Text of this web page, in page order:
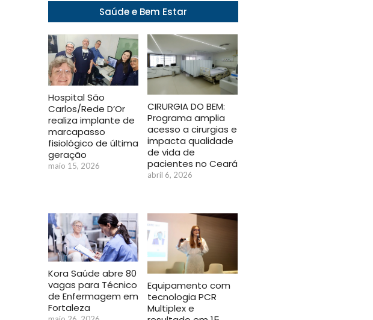
Saúde e Bem Estar
Hospital São
Carlos/Rede D’Or
realiza implante de
marcapasso
fisiológico de última
geração
maio 15, 2026
CIRURGIA DO BEM:
Programa amplia
acesso a cirurgias e
impacta qualidade
de vida de
pacientes no Ceará
abril 6, 2026
Kora Saúde abre 80
vagas para Técnico
de Enfermagem em
Fortaleza
Equipamento com
tecnologia PCR
Multiplex e